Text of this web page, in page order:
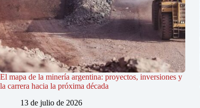
El mapa de la minería argentina: proyectos, inversiones y
la carrera hacia la próxima década
13 de julio de 2026